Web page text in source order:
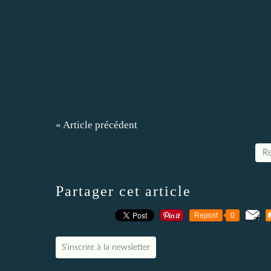
« Article précédent
Partager cet article
Repost 0
S'inscrire à la newsletter